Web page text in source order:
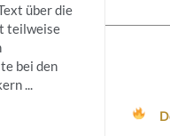
über die
teilweise
bei den
...